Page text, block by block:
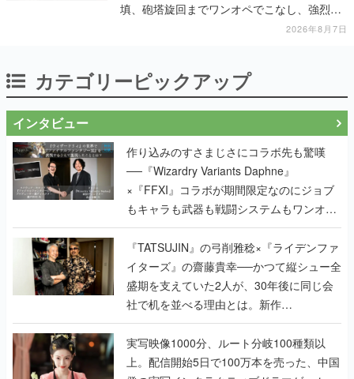
填、砲塔旋回までワンオペでこなし、強烈な
一撃をブチかませるロマンある作品2026年8月7日
カテゴリーピックアップ
インタビュー
作り込みのすさまじさにコラボ先も驚嘆
──『Wizardry Variants Daphne』
×『FFXI』コラボが期間限定なのにジョブ
もキャラも武器も戦闘システムもワンオフ
で作り込まれた理由を両ディレクターに聞
く
『TATSUJIN』の弓削雅稔×『ライデンファ
イターズ』の齋藤貴幸──かつて縦シュー全
盛期を支えていた2人が、30年後に同じ会
社で机を並べる理由とは。新作
『TATSUJIN EXTREME』で初タッグを組
んだレジェンド2人に訊く開発秘話
実写映像1000分、ルート分岐100種類以
上。配信開始5日で100万本を売った、中国